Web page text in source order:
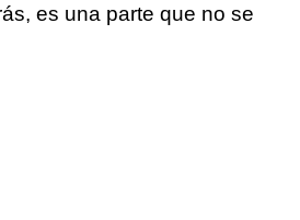
es una parte que no se